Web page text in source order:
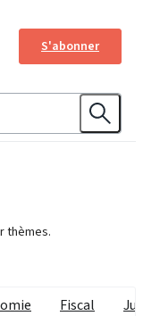
S'abonner
thèmes.
Fiscal